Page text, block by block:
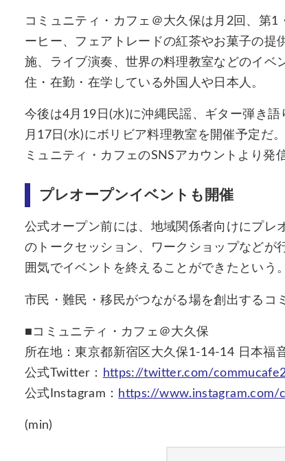
コミュニティ・カフェ＠大久保は月2回、第
ーヒー、フェアトレードの紅茶やお菓子の提
施、ライブ演奏、世界の料理教室などのイベ
住・在勤・在学している外国人や日本人。
今後は4月19日(水)に沖縄民謡、ギター弾き
月17日(水)にボリビア料理教室を開催予定だ
ミュニティ・カフェのSNSアカウントより発
プレオープンイベントも開催
公式オープン前には、地域関係者向けにプレ
のトークセッション、ワークショップなどが
囲気でイベントを終えることができたという。
市民・難民・移民がつながる場を創出するコ
■コミュニティ・カフェ＠大久保
所在地：東京都新宿区大久保1-14-14 日本福
公式Twitter：
https://twitter.com/
公式Instagram：
https://www.instagram.com/
(min)